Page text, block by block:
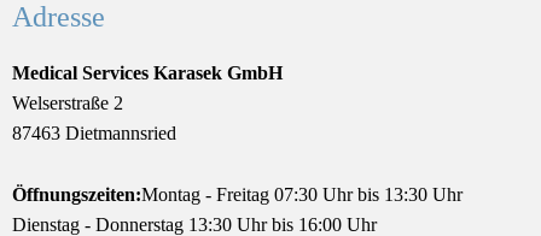
Adresse
Medical Services Karasek GmbH
Welserstraße 2
87463 Dietmannsried
Öffnungszeiten:Montag - Freitag 07:30 Uhr bis 13:30 Uhr
Dienstag - Donnerstag 13:30 Uhr bis 16:00 Uhr